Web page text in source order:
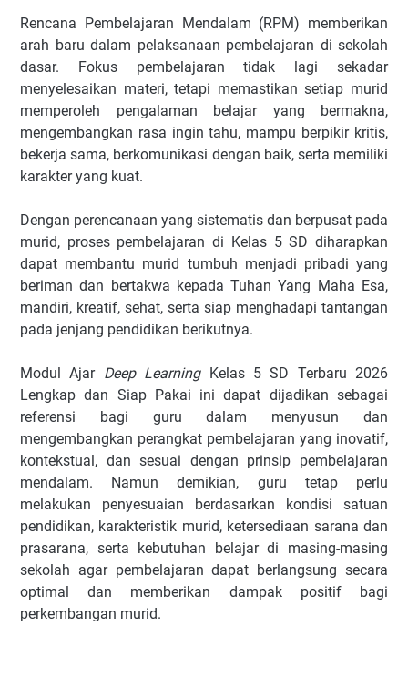
Rencana Pembelajaran Mendalam (RPM) memberikan
arah baru dalam pelaksanaan pembelajaran di sekolah
dasar. Fokus pembelajaran tidak lagi sekadar
menyelesaikan materi, tetapi memastikan setiap murid
memperoleh pengalaman belajar yang bermakna,
mengembangkan rasa ingin tahu, mampu berpikir kritis,
bekerja sama, berkomunikasi dengan baik, serta memiliki
karakter yang kuat.
Dengan perencanaan yang sistematis dan berpusat pada
murid, proses pembelajaran di Kelas 5 SD diharapkan
dapat membantu murid tumbuh menjadi pribadi yang
beriman dan bertakwa kepada Tuhan Yang Maha Esa,
mandiri, kreatif, sehat, serta siap menghadapi tantangan
pada jenjang pendidikan berikutnya.
Modul Ajar Deep LearningKelas 5 SD Terbaru 2026
Lengkap dan Siap Pakai ini dapat dijadikan sebagai
referensi bagi guru dalam menyusun dan
mengembangkan perangkat pembelajaran yang inovatif,
kontekstual, dan sesuai dengan prinsip pembelajaran
mendalam. Namun demikian, guru tetap perlu
melakukan penyesuaian berdasarkan kondisi satuan
pendidikan, karakteristik murid, ketersediaan sarana dan
prasarana, serta kebutuhan belajar di masing-masing
sekolah agar pembelajaran dapat berlangsung secara
optimal dan memberikan dampak positif bagi
perkembangan murid.